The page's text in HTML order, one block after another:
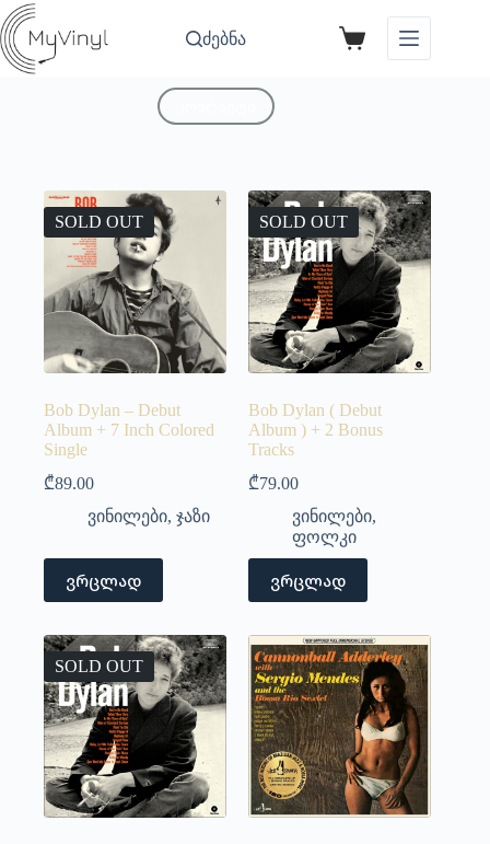
ძებნა
SOLD OUT
Bob Dylan – Debut
Album + 7 Inch Colored
Single
₾89.00
ვინილები, ჯაზი
ვრცლად
SOLD OUT
Bob Dylan ( Debut
Album ) + 2 Bonus
Tracks
₾79.00
ვინილები,
ფოლკი
ვრცლად
SOLD OUT